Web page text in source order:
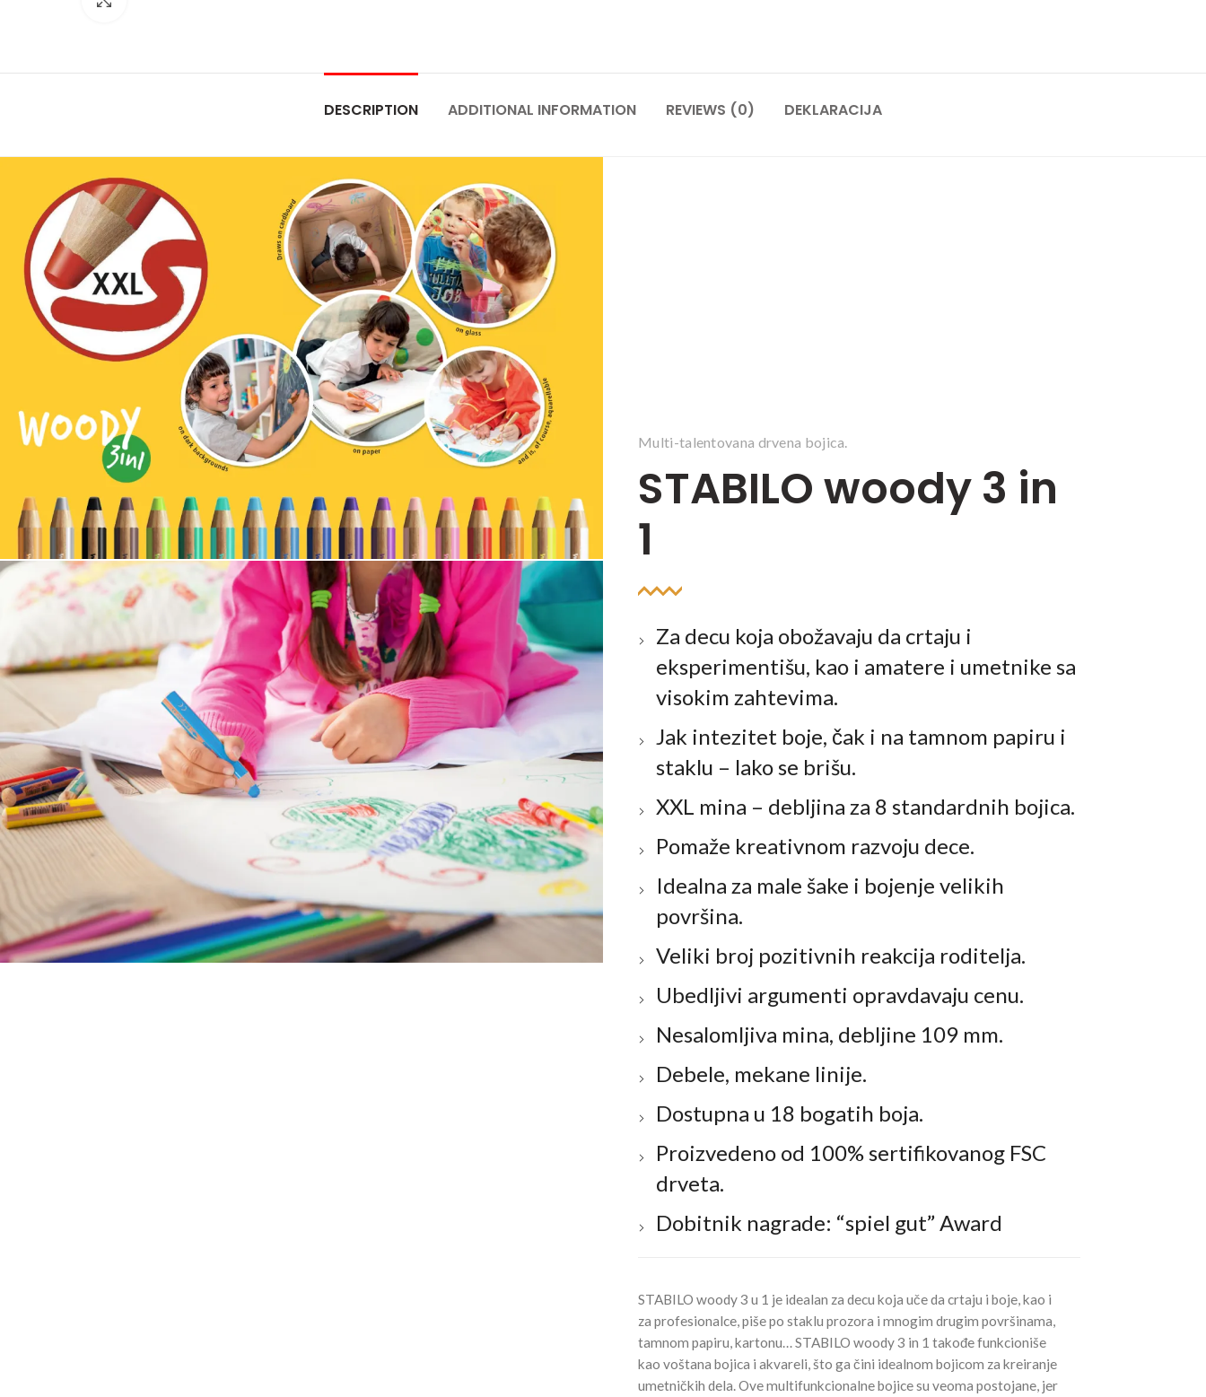
DESCRIPTION ADDITIONAL INFORMATION REVIEWS (0) DEKLARACIJA
Multi-talentovana drvena bojica.
STABILO woody 3 in
1
Za decu koja obožavaju da crtaju i
eksperimentišu, kao i amatere i umetnike sa
visokim zahtevima.
Jak intezitet boje, čak i na tamnom papiru i
staklu – lako se brišu.
XXL mina – debljina za 8 standardnih bojica.
Pomaže kreativnom razvoju dece.
Idealna za male šake i bojenje velikih
površina.
Veliki broj pozitivnih reakcija roditelja.
Ubedljivi argumenti opravdavaju cenu.
Nesalomljiva mina, debljine 109 mm.
Debele, mekane linije.
Dostupna u 18 bogatih boja.
Proizvedeno od 100% sertifikovanog FSC
drveta.
Dobitnik nagrade: “spiel gut” Award
STABILO woody 3 u 1 je idealan za decu koja uče da crtaju i boje, kao i
za profesionalce, piše po staklu prozora i mnogim drugim površinama,
tamnom papiru, kartonu… STABILO woody 3 in 1 takođe funkcioniše
kao voštana bojica i akvareli, što ga čini idealnom bojicom za kreiranje
umetničkih dela. Ove multifunkcionalne bojice su veoma postojane, jer